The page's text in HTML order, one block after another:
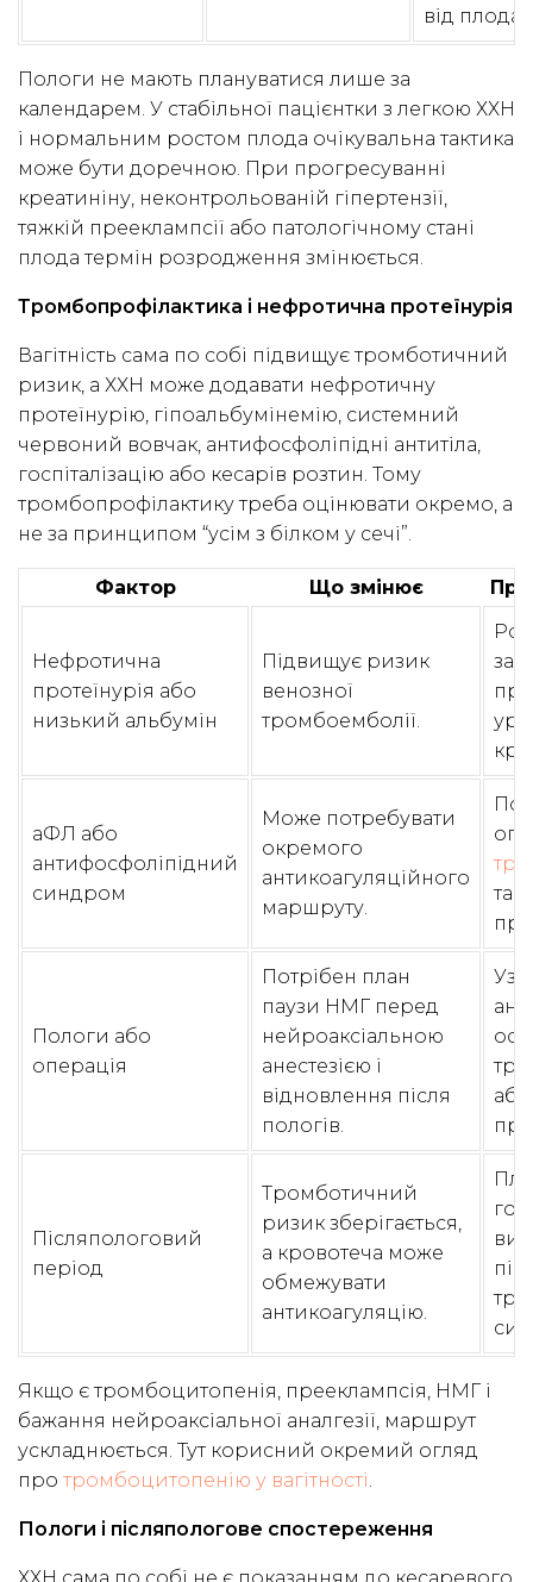
від плода.
Пологи не мають плануватися лише за
календарем. У стабільної пацієнтки з легкою ХХН
і нормальним ростом плода очікувальна тактика
може бути доречною. При прогресуванні
креатиніну, неконтрольованій гіпертензії,
тяжкій прееклампсії або патологічному стані
плода термін розродження змінюється.
Тромбопрофілактика і нефротична протеїнурія
Вагітність сама по собі підвищує тромботичний
ризик, а ХХН може додавати нефротичну
протеїнурію, гіпоальбумінемію, системний
червоний вовчак, антифосфоліпідні антитіла,
госпіталізацію або кесарів розтин. Тому
тромбопрофілактику треба оцінювати окремо, а
не за принципом “усім з білком у сечі”.
Фактор Що змінює
Нефротична
протеїнурія або
низький альбумін
Підвищує ризик
венозної
тромбоемболії.
за
аФЛ або
антифосфоліпідний
синдром
Може потребувати
окремого
антикоагуляційного
маршруту.
та
Пологи або
операція
Потрібен план
паузи НМГ перед
нейроаксіальною
анестезією і
відновлення після
пологів.
або
Післяпологовий
період
Тромботичний
ризик зберігається,
а кровотеча може
обмежувати
антикоагуляцію.
Якщо є тромбоцитопенія, прееклампсія, НМГ і
бажання нейроаксіальної аналгезії, маршрут
ускладнюється. Тут корисний окремий огляд
про тромбоцитопенію у вагітності.
Пологи і післяпологове спостереження